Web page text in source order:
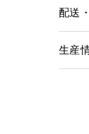
配送
生産